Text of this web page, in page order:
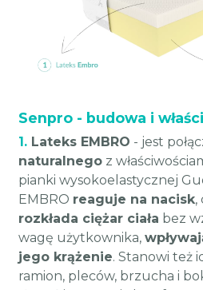
Senpro - budowa i
1. Lateks EMBRO - jest
naturalnego z
pianki wysokoelastycznej
EMBRO reaguje na nacisk,
rozkłada ciężar ciała bez
wagę użytkownika,
jego krążenie. Stanowi też
ramion, pleców, brzucha i